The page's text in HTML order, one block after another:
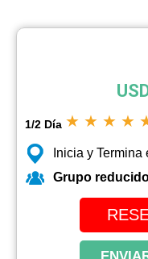
1/2 Día ★ ★ ★ ★
Inicia y Termina
Grupo